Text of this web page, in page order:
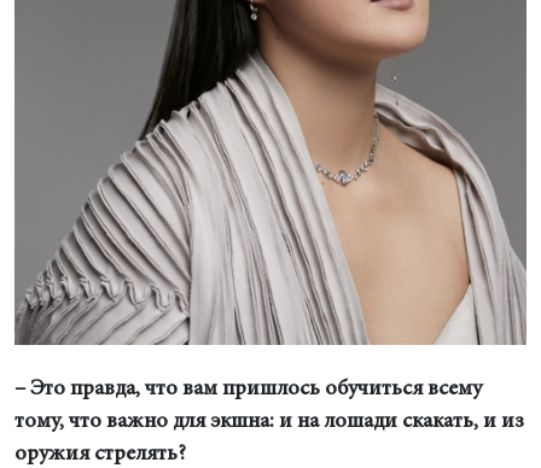
– Это правда, что вам пришлось обучиться всему
тому, что важно для экшна: и на лошади скакать, и из
оружия стрелять?